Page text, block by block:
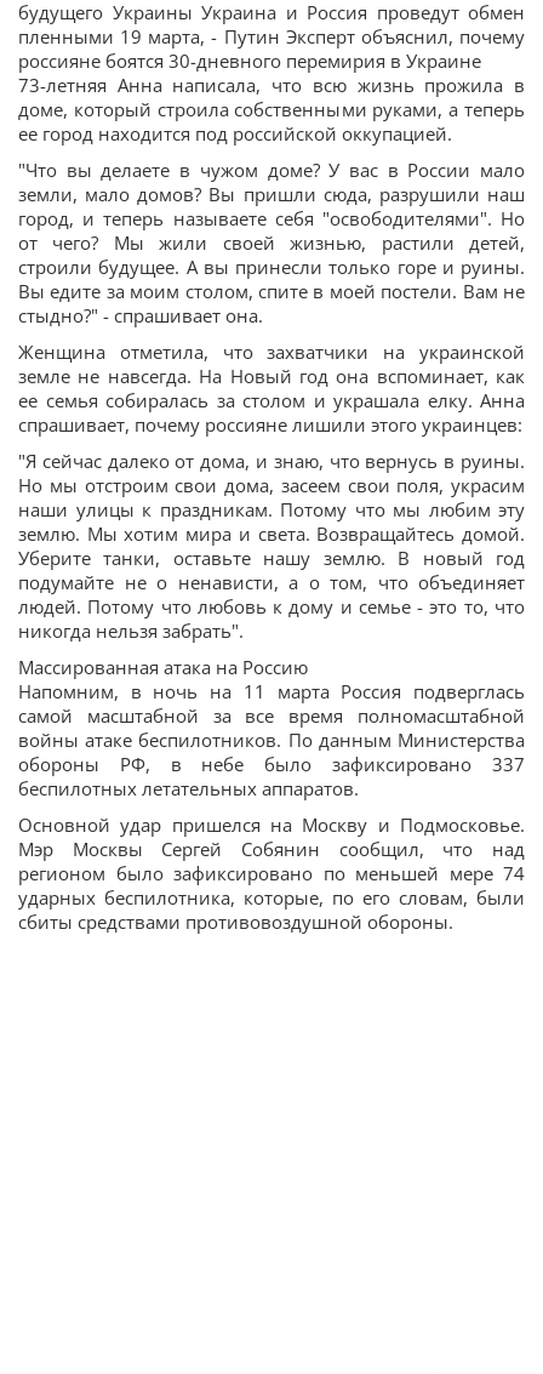
будущего Украины Украина и Россия проведут обмен
пленными 19 марта, - Путин Эксперт объяснил, почему
россияне боятся 30-дневного перемирия в Украине
73-летняя Анна написала, что всю жизнь прожила в
доме, который строила собственными руками, а теперь
ее город находится под российской оккупацией.
"Что вы делаете в чужом доме? У вас в России мало
земли, мало домов? Вы пришли сюда, разрушили наш
город, и теперь называете себя "освободителями". Но
от чего? Мы жили своей жизнью, растили детей,
строили будущее. А вы принесли только горе и руины.
Вы едите за моим столом, спите в моей постели. Вам не
стыдно?" - спрашивает она.
Женщина отметила, что захватчики на украинской
земле не навсегда. На Новый год она вспоминает, как
ее семья собиралась за столом и украшала елку. Анна
спрашивает, почему россияне лишили этого украинцев:
"Я сейчас далеко от дома, и знаю, что вернусь в руины.
Но мы отстроим свои дома, засеем свои поля, украсим
наши улицы к праздникам. Потому что мы любим эту
землю. Мы хотим мира и света. Возвращайтесь домой.
Уберите танки, оставьте нашу землю. В новый год
подумайте не о ненависти, а о том, что объединяет
людей. Потому что любовь к дому и семье - это то, что
никогда нельзя забрать".
Массированная атака на Россию
Напомним, в ночь на 11 марта Россия подверглась
самой масштабной за все время полномасштабной
войны атаке беспилотников. По данным Министерства
обороны РФ, в небе было зафиксировано 337
беспилотных летательных аппаратов.
Основной удар пришелся на Москву и Подмосковье.
Мэр Москвы Сергей Собянин сообщил, что над
регионом было зафиксировано по меньшей мере 74
ударных беспилотника, которые, по его словам, были
сбиты средствами противовоздушной обороны.